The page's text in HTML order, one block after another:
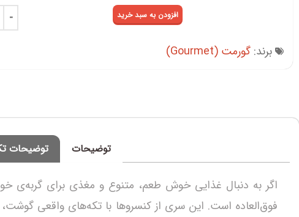
افزودن به سبد خرید
برند: گورمت (Gourmet)
توضیحات توضیحات
اگر به دنبال غذایی خوش‌ طعم، متنوع و مغذی برای گربه‌ی
فوق‌العاده است. این سری از کنسروها با تکه‌های واقعی